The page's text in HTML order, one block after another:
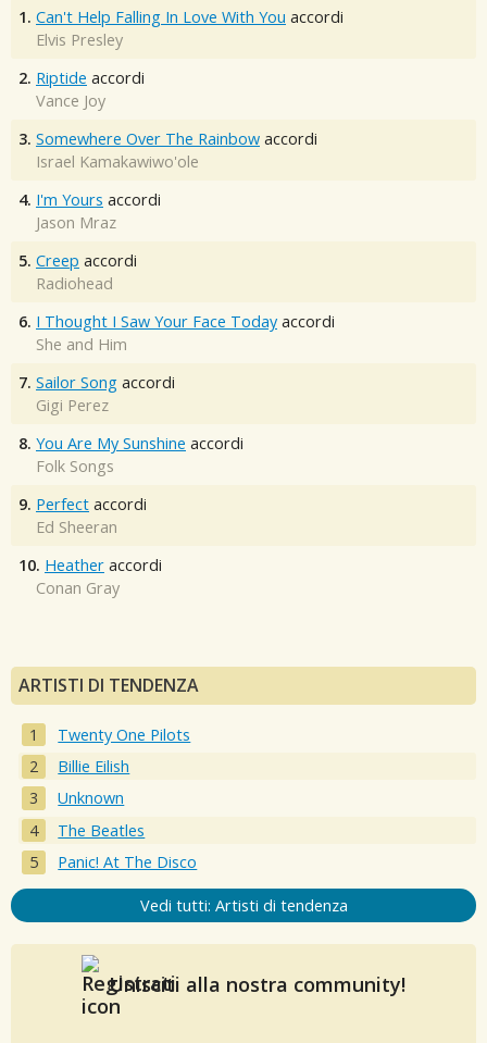
1. Can't Help Falling In Love With You accordi
Elvis Presley
2. Riptide accordi
Vance Joy
3. Somewhere Over The Rainbow accordi
Israel Kamakawiwo'ole
4. I'm Yours accordi
Jason Mraz
5. Creep accordi
Radiohead
6. I Thought I Saw Your Face Today accordi
She and Him
7. Sailor Song accordi
Gigi Perez
8. You Are My Sunshine accordi
Folk Songs
9. Perfect accordi
Ed Sheeran
10. Heather accordi
Conan Gray
ARTISTI DI TENDENZA
Twenty One Pilots
Billie Eilish
Unknown
The Beatles
Panic! At The Disco
Vedi tutti: Artisti di tendenza
Unisciti alla nostra community!